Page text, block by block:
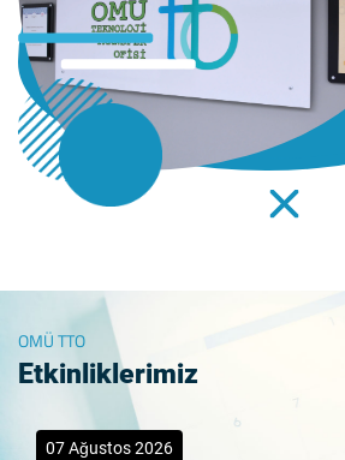
OMÜ TTO
Etkinliklerimiz
07 Ağustos 2026